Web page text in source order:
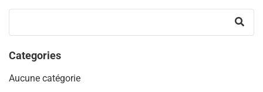
Categories
Aucune catégorie